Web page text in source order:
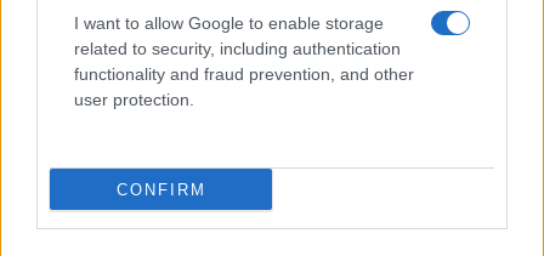
I want to allow Google to enable storage
related to security, including authentication
functionality and fraud prevention, and other
user protection.
CONFIRM